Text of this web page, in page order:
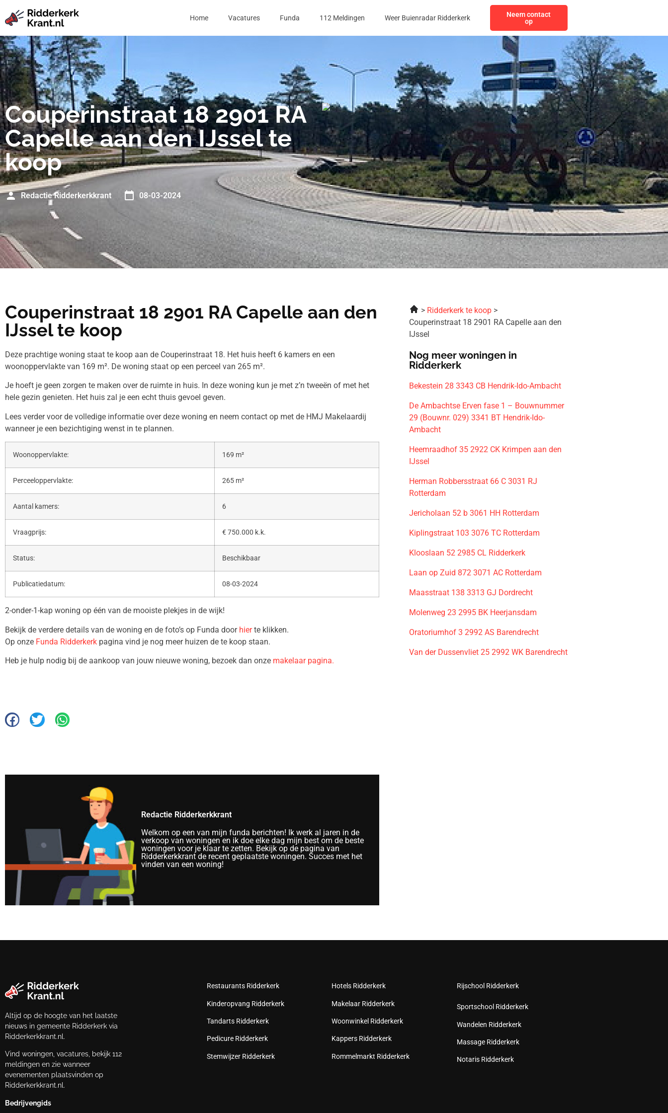
Home Vacatures Funda 112 Meldingen Weer Buienradar Ridderkerk
Neem contact
op
Couperinstraat 18 2901 RA
Capelle aan den IJssel te
koop
Redactie Ridderkerkkrant 08-03-2024
Couperinstraat 18 2901 RA Capelle aan den
IJssel te koop
Deze prachtige woning staat te koop aan de Couperinstraat 18. Het huis heeft 6 kamers en een
woonoppervlakte van 169 m². De woning staat op een perceel van 265 m².
Je hoeft je geen zorgen te maken over de ruimte in huis. In deze woning kun je met z’n tweeën of met het
hele gezin genieten. Het huis zal je een echt thuis gevoel geven.
Lees verder voor de volledige informatie over deze woning en neem contact op met de HMJ Makelaardij
wanneer je een bezichtiging wenst in te plannen.
Woonoppervlakte: 169 m²
Perceeloppervlakte: 265 m²
Aantal kamers: 6
Vraagprijs: € 750.000 k.k.
Status: Beschikbaar
Publicatiedatum: 08-03-2024
2-onder-1-kap woning op één van de mooiste plekjes in de wijk!
Bekijk de verdere details van de woning en de foto’s op Funda door hierte klikken.
Op onze Funda Ridderkerk pagina vind je nog meer huizen de te koop staan.
Heb je hulp nodig bij de aankoop van jouw nieuwe woning, bezoek dan onze makelaar pagina.
Redactie Ridderkerkkrant
Welkom op een van mijn funda berichten! Ik werk al jaren in de
verkoop van woningen en ik doe elke dag mijn best om de beste
woningen voor je klaar te zetten. Bekijk op de pagina van
Ridderkerkkrant de recent geplaatste woningen. Succes met het
vinden van een woning!
Ridderkerk te koop
Couperinstraat 18 2901 RA Capelle aan den
IJssel
Nog meer woningen in
Ridderkerk
Bekestein 28 3343 CB Hendrik-Ido-Ambacht
De Ambachtse Erven fase 1 – Bouwnummer
29 (Bouwnr. 029) 3341 BT Hendrik-Ido-
Ambacht
Heemraadhof 35 2922 CK Krimpen aan den
IJssel
Herman Robbersstraat 66 C 3031 RJ
Rotterdam
Jericholaan 52 b 3061 HH Rotterdam
Kiplingstraat 103 3076 TC Rotterdam
Klooslaan 52 2985 CL Ridderkerk
Laan op Zuid 872 3071 AC Rotterdam
Maasstraat 138 3313 GJ Dordrecht
Molenweg 23 2995 BK Heerjansdam
Oratoriumhof 3 2992 AS Barendrecht
Van der Dussenvliet 25 2992 WK Barendrecht
Altijd op de hoogte van het laatste
nieuws in gemeente Ridderkerk via
Ridderkerkkrant.nl.
Vind woningen, vacatures, bekijk 112
meldingen en zie wanneer
evenementen plaatsvinden op
Ridderkerkkrant.nl.
Bedrijvengids
Restaurants Ridderkerk
Kinderopvang Ridderkerk
Tandarts Ridderkerk
Pedicure Ridderkerk
Stemwijzer Ridderkerk
Hotels Ridderkerk
Makelaar Ridderkerk
Woonwinkel Ridderkerk
Kappers Ridderkerk
Rommelmarkt Ridderkerk
Rijschool Ridderkerk
Sportschool Ridderkerk
Wandelen Ridderkerk
Massage Ridderkerk
Notaris Ridderkerk